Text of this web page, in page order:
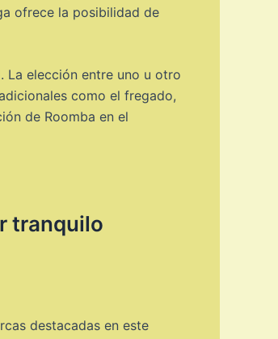
ofrece la posibilidad de
La elección entre uno u otro
como el fregado,
de Roomba en el
tranquilo
destacadas en este